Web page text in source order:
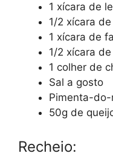
1 xícara de
1/2 xícara
1 xícara de
1/2 xícara
1 colher de
Sal a gosto
Pimenta-
50g de
Recheio: